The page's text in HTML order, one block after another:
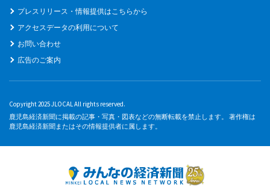
プレスリリース・情報提供はこちらから
アクセスデータの利用について
お問い合わせ
広告のご案内
Copyright 2025 JLOCAL All rights reserved.
鹿児島経済新聞に掲載の記事・写真・図表などの無断転載を禁止します。 著作権は
鹿児島経済新聞またはその情報提供者に属します。